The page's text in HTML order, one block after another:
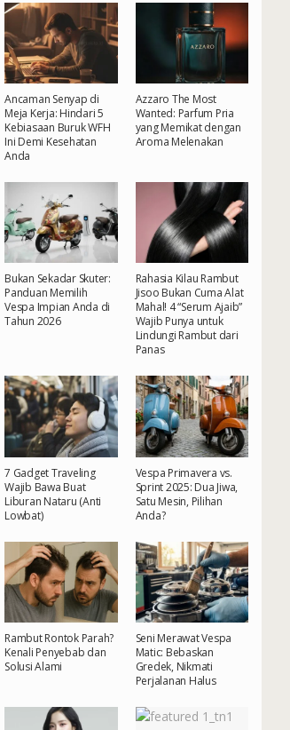
Ancaman Senyap di
Meja Kerja: Hindari 5
Kebiasaan Buruk WFH
Ini Demi Kesehatan
Anda
Azzaro The Most
Wanted: Parfum Pria
yang Memikat dengan
Aroma Melenakan
Bukan Sekadar Skuter:
Panduan Memilih
Vespa Impian Anda di
Tahun 2026
Rahasia Kilau Rambut
Jisoo Bukan Cuma Alat
Mahal! 4 “Serum Ajaib”
Wajib Punya untuk
Lindungi Rambut dari
Panas
7 Gadget Traveling
Wajib Bawa Buat
Liburan Nataru (Anti
Lowbat)
Vespa Primavera vs.
Sprint 2025: Dua Jiwa,
Satu Mesin, Pilihan
Anda?
Rambut Rontok Parah?
Kenali Penyebab dan
Solusi Alami
Seni Merawat Vespa
Matic: Bebaskan
Gredek, Nikmati
Perjalanan Halus